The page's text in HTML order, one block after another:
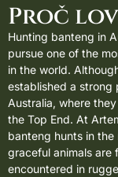
Proč
Hunting banteng in
pursue one of the
in the world.
established a strong
Australia, where
the Top End. At
banteng hunts in
graceful animals are
encountered in